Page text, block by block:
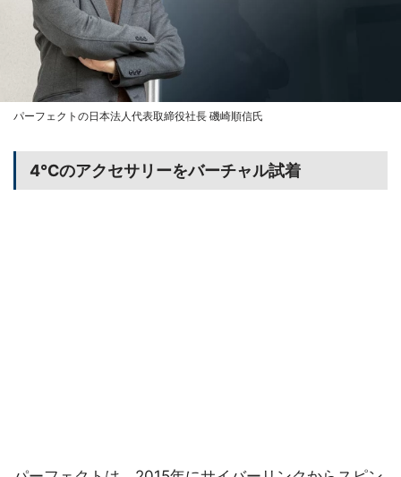
パーフェクトの日本法人代表取締役社長 磯崎順信氏
4℃のアクセサリーをバーチャル試着